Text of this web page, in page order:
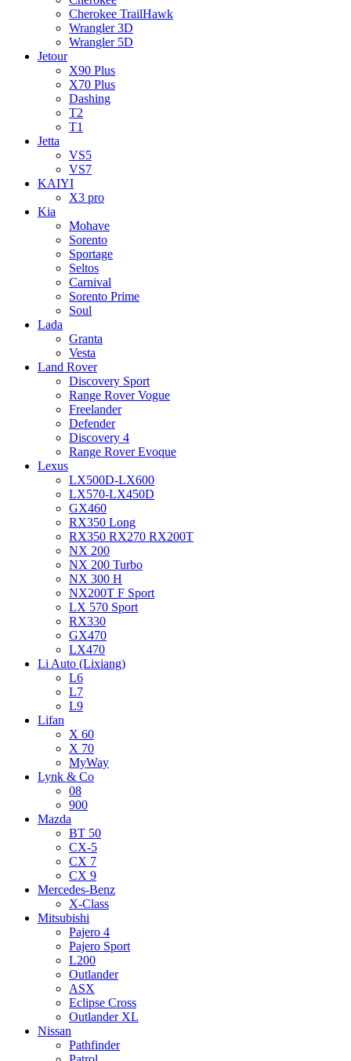
Cherokee TrailHawk
Wrangler 3D
Wrangler 5D
Jetour
X90 Plus
X70 Plus
Dashing
T2
T1
Jetta
VS5
VS7
KAIYI
X3 pro
Kia
Mohave
Sorento
Sportage
Seltos
Carnival
Sorento Prime
Soul
Lada
Granta
Vesta
Land Rover
Discovery Sport
Range Rover Vogue
Freelander
Defender
Discovery 4
Range Rover Evoque
Lexus
LX500D-LX600
LX570-LX450D
GX460
RX350 Long
RX350 RX270 RX200T
NX 200
NX 200 Turbo
NX 300 H
NX200T F Sport
LX 570 Sport
RX330
GX470
LX470
Li Auto (Lixiang)
L6
L7
L9
Lifan
X 60
X 70
MyWay
Lynk & Co
08
900
Mazda
BT 50
CX-5
CX 7
CX 9
Mercedes-Benz
X-Class
Mitsubishi
Pajero 4
Pajero Sport
L200
Outlander
ASX
Eclipse Cross
Outlander XL
Nissan
Pathfinder